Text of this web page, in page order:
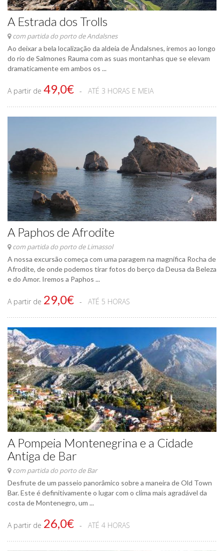
A Estrada dos Trolls
com partida do porto de Andalsnes
Ao deixar a bela localização da aldeia de Åndalsnes, iremos ao longo
do rio de Salmones Rauma com as suas montanhas que se elevam
dramaticamente em ambos os ...
A partir de 49,0€ ATÉ 3 HORAS E MEIA
A Paphos de Afrodite
com partida do porto de Limassol
A nossa excursão começa com uma paragem na magnífica Rocha de
Afrodite, de onde podemos tirar fotos do berço da Deusa da Beleza
e do Amor. Iremos a Paphos ...
A partir de 29,0€ ATÉ 5 HORAS
A Pompeia Montenegrina e a Cidade
Antiga de Bar
com partida do porto de Bar
Desfrute de um passeio panorâmico sobre a maneira de Old Town
Bar. Este é definitivamente o lugar com o clima mais agradável da
costa de Montenegro, um ...
A partir de 26,0€ ATÉ 4 HORAS